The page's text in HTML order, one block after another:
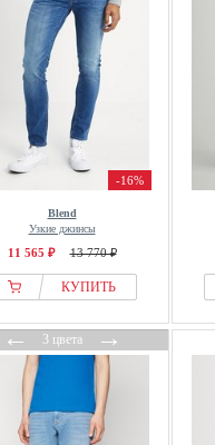
-16%
Blend
Узкие джинсы
11 565 ₽ 13 770 ₽
КУПИТЬ
←3 цвета→